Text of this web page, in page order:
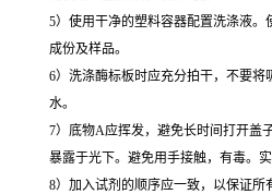
5）使用干净的塑料容器配置洗涤液
成份及样品。
6）洗涤酶标板时应充分拍干，不要将
水。
7）底物A应挥发，避免长时间打开盖
暴露于光下。避免用手接触，有毒。
8）加入试剂的顺序应一致，以保证所